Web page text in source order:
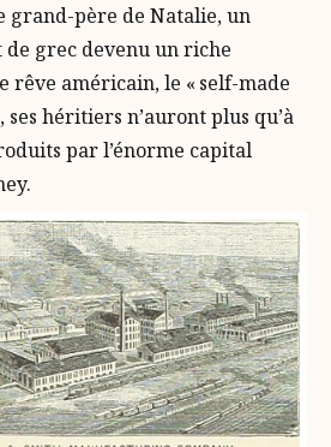
grand-père de Natalie, un
de grec devenu un riche
rêve américain, le « self-made
héritiers n’auront plus qu’à
par l’énorme capital